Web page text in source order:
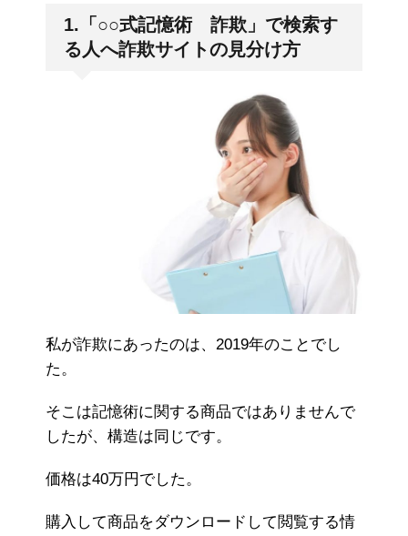
1.「○○式記憶術 詐欺」で検索す
る人へ詐欺サイトの見分け方
私が詐欺にあったのは、2019年のことでし
た。
そこは記憶術に関する商品ではありませんで
したが、構造は同じです。
価格は40万円でした。
購入して商品をダウンロードして閲覧する情